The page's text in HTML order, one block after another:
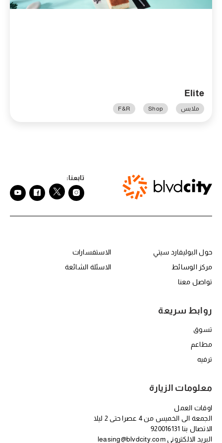
Elite
ملابس Shop
F&R
تابعنا:
حول البوليفارد سيتي
مركز الوسائط
تواصل معنا
الاستفسارات
الاسئلة الشائعة
روابط سريعة
تسوق
مطاعم
ترفيه
معلومات الزيارة
اوقات العمل
الجمعة الى الخميس من 4 عصرا حتى 2 ليلا
الاتصال بنا 920016131
البريد الالكترونيleasing@blvdcity.com